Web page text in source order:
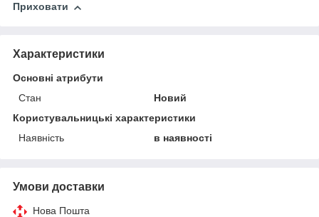
Приховати
Характеристики
Основні атрибути
Стан
Новий
Користувальницькі характеристики
Наявність
в наявності
Умови доставки
Нова Пошта